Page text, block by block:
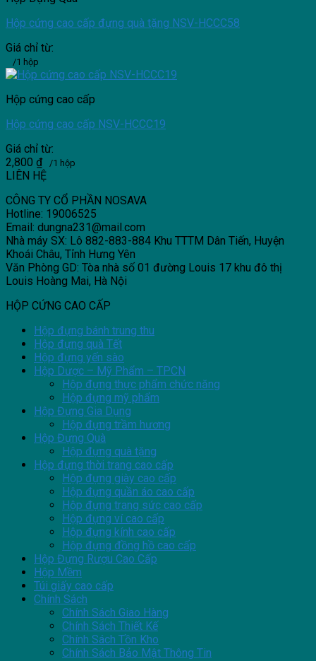
Hộp cứng cao cấp đựng quà tặng NSV-HCCC58
Giá chỉ từ:
/1 hộp
Hộp cứng cao cấp
Hộp cứng cao cấp NSV-HCCC19
Giá chỉ từ:
2,800 ₫ /1 hộp
LIÊN HỆ
CÔNG TY CỔ PHẦN NOSAVA
Hotline: 19006525
Email: dungna231@mail.com
Nhà máy SX: Lô 882-883-884 Khu TTTM Dân Tiến, Huyện
Khoái Châu, Tỉnh Hưng Yên
Văn Phòng GD: Tòa nhà số 01 đường Louis 17 khu đô thị
Louis Hoàng Mai, Hà Nội
HỘP CỨNG CAO CẤP
Hộp đựng bánh trung thu
Hộp đựng quà Tết
Hộp đựng yến sào
Hộp Dược – Mỹ Phẩm – TPCN
Hộp đựng thực phẩm chức năng
Hộp đựng mỹ phẩm
Hộp Đựng Gia Dụng
Hộp đựng trầm hương
Hộp Đựng Quà
Hộp đựng quà tặng
Hộp đựng thời trang cao cấp
Hộp đựng giày cao cấp
Hộp đựng quần áo cao cấp
Hộp đựng trang sức cao cấp
Hộp đựng ví cao cấp
Hộp đựng kính cao cấp
Hộp đựng đồng hồ cao cấp
Hộp Đựng Rượu Cao Cấp
Hộp Mềm
Túi giấy cao cấp
Chính Sách
Chính Sách Giao Hàng
Chính Sách Thiết Kế
Chính Sách Tồn Kho
Chính Sách Bảo Mật Thông Tin